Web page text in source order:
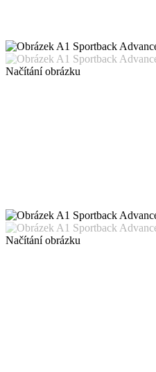
Načítání obrázku
Načítání obrázku